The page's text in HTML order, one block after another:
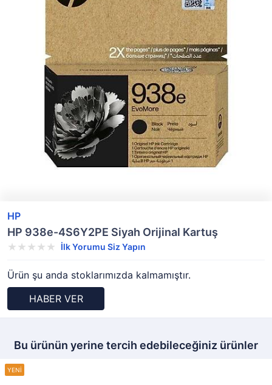
HP
HP 938e-4S6Y2PE Siyah Orijinal Kartuş
İlk Yorumu Siz Yapın
Ürün şu anda stoklarımızda kalmamıştır.
HABER VER
Bu ürünün yerine tercih edebileceğiniz ürünler